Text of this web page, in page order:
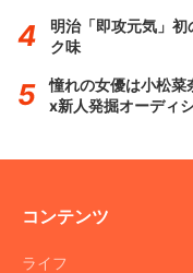
明治「即攻元気」
ク味
憧れの女優は小松
x新人発掘オーディ
コンテンツ
ライフ